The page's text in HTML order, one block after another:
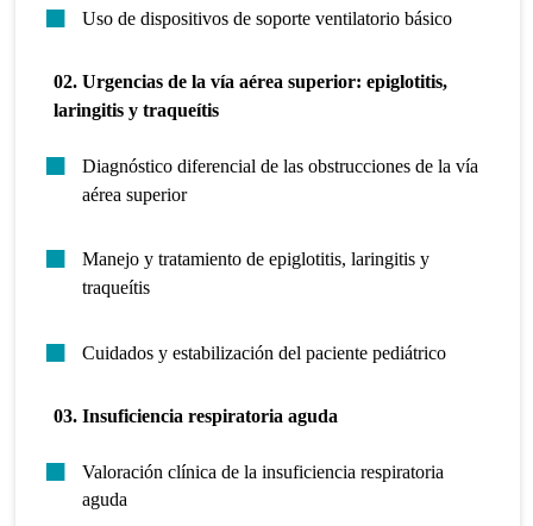
Uso de dispositivos de soporte ventilatorio básico
02. Urgencias de la vía aérea superior: epiglotitis,
laringitis y traqueítis
Diagnóstico diferencial de las obstrucciones de la vía
aérea superior
Manejo y tratamiento de epiglotitis, laringitis y
traqueítis
Cuidados y estabilización del paciente pediátrico
03. Insuficiencia respiratoria aguda
Valoración clínica de la insuficiencia respiratoria
aguda